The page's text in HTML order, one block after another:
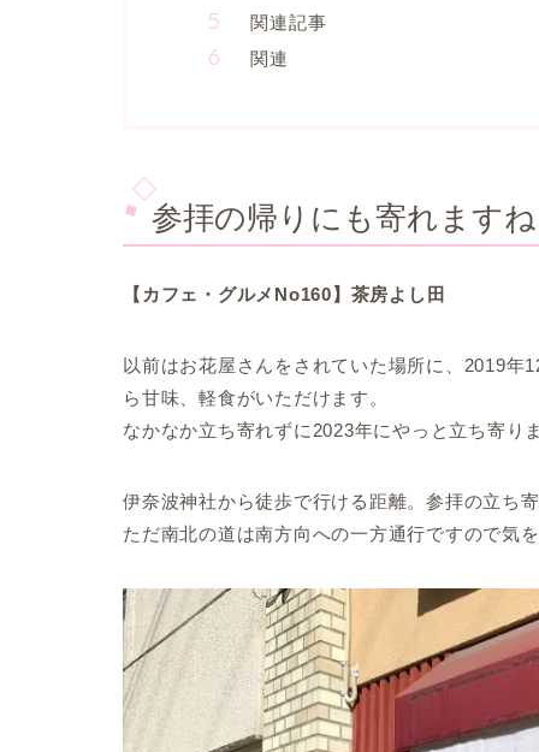
関連記事
関連
参拝の帰りにも寄れますね
【カフェ・グルメNo160】茶房よし田
以前はお花屋さんをされていた場所に、2019
ら甘味、軽食がいただけます。
なかなか立ち寄れずに2023年にやっと立ち寄り
伊奈波神社から徒歩で行ける距離。参拝の立ち
ただ南北の道は南方向への一方通行ですので気